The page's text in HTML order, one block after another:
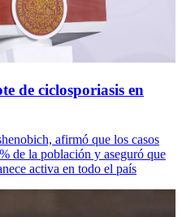
de ciclosporiasis en
afirmó que los casos
de la población y aseguró que
activa en todo el país